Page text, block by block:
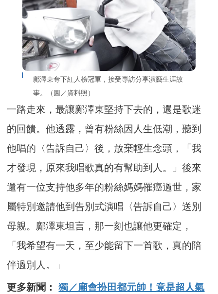
鄺澤東奪下紅人榜冠軍，接受專訪分享演藝生涯故
事。（圖／資料照）
一路走來，最讓鄺澤東堅持下去的，還是歌迷
的回饋。他透露，曾有粉絲因人生低潮，聽到
他唱的〈告訴自己〉後，放棄輕生念頭，「我
才發現，原來我唱歌真的有幫助到人。」後來
還有一位支持他多年的粉絲媽媽罹癌過世，家
屬特別邀請他到告別式演唱〈告訴自己〉送別
母親。鄺澤東坦言，那一刻也讓他更確定，
「我希望有一天，至少能留下一首歌，真的陪
伴過別人。」
更多新聞：獨／廟會扮田都元帥！竟是超人氣